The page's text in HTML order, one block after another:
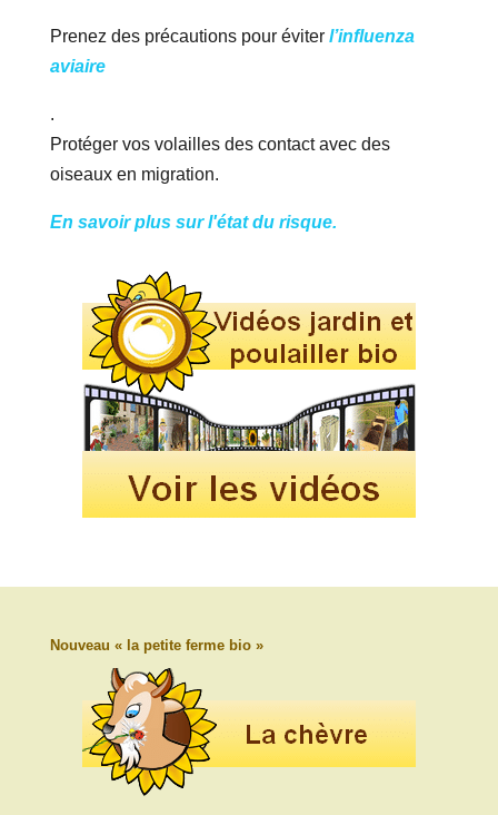
Prenez des précautions pour éviter l’influenza
aviaire
.
Protéger vos volailles des contact avec des
oiseaux en migration.
En savoir plus sur l'état du risque.
Nouveau « la petite ferme bio »